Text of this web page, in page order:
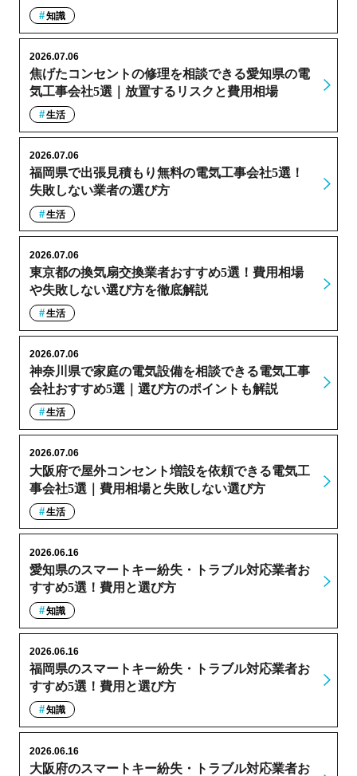
知識
焦げたコンセントの修理を相談できる愛知県の電
気工事会社5選｜放置するリスクと費用相場
2026.07.06
生活
福岡県で出張見積もり無料の電気工事会社5選！
失敗しない業者の選び方
2026.07.06
生活
東京都の換気扇交換業者おすすめ5選！費用相場
や失敗しない選び方を徹底解説
2026.07.06
生活
神奈川県で家庭の電気設備を相談できる電気工事
会社おすすめ5選｜選び方のポイントも解説
2026.07.06
生活
大阪府で屋外コンセント増設を依頼できる電気工
事会社5選｜費用相場と失敗しない選び方
2026.07.06
生活
愛知県のスマートキー紛失・トラブル対応業者お
すすめ5選！費用と選び方
2026.06.16
知識
福岡県のスマートキー紛失・トラブル対応業者お
すすめ5選！費用と選び方
2026.06.16
知識
大阪府のスマートキー紛失・トラブル対応業者お
2026.06.16